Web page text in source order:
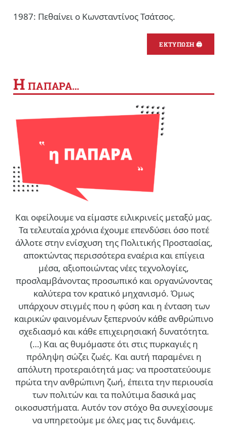
1987: Πεθαίνει ο Κωνσταντίνος Τσάτσος.
ΕΚΤΥΠΩΣΗ 🖨
Η ΠΑΠΑΡΑ…
Και οφείλουμε να είμαστε ειλικρινείς μεταξύ μας.
Τα τελευταία χρόνια έχουμε επενδύσει όσο ποτέ
άλλοτε στην ενίσχυση της Πολιτικής Προστασίας,
αποκτώντας περισσότερα εναέρια και επίγεια
μέσα, αξιοποιώντας νέες τεχνολογίες,
προσλαμβάνοντας προσωπικό και οργανώνοντας
καλύτερα τον κρατικό μηχανισμό. Όμως
υπάρχουν στιγμές που η φύση και η ένταση των
καιρικών φαινομένων ξεπερνούν κάθε ανθρώπινο
σχεδιασμό και κάθε επιχειρησιακή δυνατότητα.
(…) Και ας θυμόμαστε ότι στις πυρκαγιές η
πρόληψη σώζει ζωές. Και αυτή παραμένει η
απόλυτη προτεραιότητά μας: να προστατεύουμε
πρώτα την ανθρώπινη ζωή, έπειτα την περιουσία
των πολιτών και τα πολύτιμα δασικά μας
οικοσυστήματα. Αυτόν τον στόχο θα συνεχίσουμε
να υπηρετούμε με όλες μας τις δυνάμεις.